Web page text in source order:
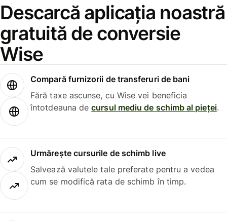
Descarcă aplicația noastră
gratuită de conversie
Wise
Compară furnizorii de transferuri de bani
Fără taxe ascunse, cu Wise vei beneficia
întotdeauna decursul mediu de schimb al pieței.
Urmărește cursurile de schimb live
Salvează valutele tale preferate pentru a vedea
cum se modifică rata de schimb în timp.